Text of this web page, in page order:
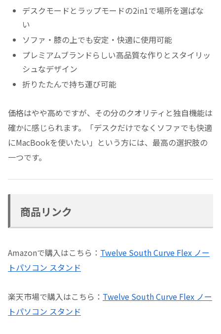
デスクモードとラップモードの2in1で場所を選ばな
い
ソファ・膝の上でも安定・快適に使用可能
プレミアムブランドらしい高品質な作りとスタイリッ
シュなデザイン
折りたたんで持ち運び可能
価格はやや高めですが、その分のクオリティと独自機能は
確かに感じられます。「デスクだけでなくソファでも快適
にMacBookを使いたい」という方には、最高の選択肢の
一つです。
商品リンク
Amazonで購入はこちら： Twelve South Curve Flex ノー
トパソコン スタンド
楽天市場で購入はこちら： Twelve South Curve Flex ノー
トパソコン スタンド